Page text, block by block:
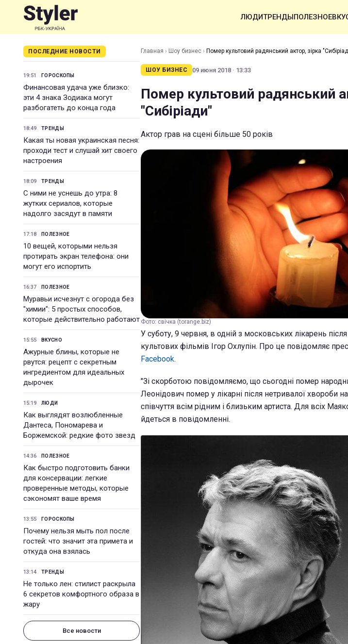
ЛЮДИТРЕНДЫПОЛЕЗНОЕ
ПОСЛЕДНИЕ НОВОСТИ
19:51 ГОРОСКОПЫ
Финансовая удача уже близко:
эти 4 знака Зодиака могут
разбогатеть до конца года
18:49 ТРЕНДЫ
Какая ты новая украинская песня:
проходи тест и слушай хит своего
настроения
18:09 ТРЕНДЫ
С ними не уснешь до утра: 8
жутких сериалов, которые
надолго засядут в памяти
17:18 ПОЛЕЗНОЕ
10 вещей, которыми нельзя
протирать экран телефона: они
могут его испортить
16:37 ПОЛЕЗНОЕ
Муравьи исчезнут с огорода без
"химии": 5 простых способов,
которые действительно работают
15:55 ВКУСНО
Ажурные блины, которые не
рвутся: рецепт с секретным
ингредиентом для идеальных
дырочек
15:19 ЛЮДИ
Как выглядят возлюбленные
Дантеса, Пономарева и
Боржемской: редкие фото звезд
14:36 ПОЛЕЗНОЕ
Как быстро подготовить банки
для консервации: легкие
проверенные методы, которые
сэкономят ваше время
13:55 ГОРОСКОПЫ
Почему нельзя мыть пол после
гостей: что значит эта примета и
откуда она взялась
13:14 ТРЕНДЫ
Не только лен: стилист раскрыла
6 секретов комфортного образа в
жару
Все новости
Главная › Шоу бизнес › Помер культовий радянський актор, зірка
ШОУ БИЗНЕС 09 июня 2018 · 13:33
Помер культовий радянський
"Сибіріади"
Актор грав на сцені більше 50 років
Фото: свічка (torange.biz)
У суботу, 9 червня, в одній з московських лікарень
культових фільмів Ігор Охлупін. Про це повідомляє
Facebook.
"Зі скорботою повідомляємо, що сьогодні помер
Леонідович помер у лікарні після нетривалої хвороби
співчуття всім рідним і близьким артиста. Для всіх
йдеться в повідомленні.